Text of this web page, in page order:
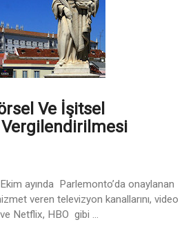
Ve İşitsel
ayında Parlemonto’da onaylanan
veren televizyon kanallarını, video
Netflix, HBO gibi ...